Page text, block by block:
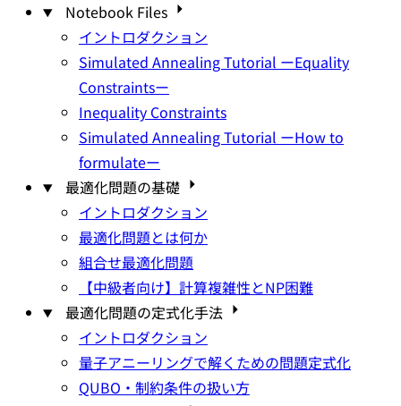
Notebook Files
イントロダクション
Simulated Annealing Tutorial ーEquality
Constraintsー
Inequality Constraints
Simulated Annealing Tutorial ーHow to
formulateー
最適化問題の基礎
イントロダクション
最適化問題とは何か
組合せ最適化問題
【中級者向け】計算複雑性とNP困難
最適化問題の定式化手法
イントロダクション
量子アニーリングで解くための問題定式化
QUBO・制約条件の扱い方